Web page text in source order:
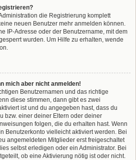
die Registrierung komplett
neuen Benutzer mehr anmelden können.
IP-Adresse oder der Benutzername, mit dem
wurden. Um Hilfe zu erhalten, wende
mich aber nicht anmelden!
Benutzernamen und das richtige
diese stimmen, dann gibt es zwei
ist und du angegeben hast, dass du
bzw. einer deiner Eltern oder deiner
folgen, die du erhalten hast. Wenn
Benutzerkonto vielleicht aktiviert werden. Bei
angemeldeten Mitglieder erst freigeschaltet
selbst erledigen oder ein Administrator. Bei
ob eine Aktivierung nötig ist oder nicht.